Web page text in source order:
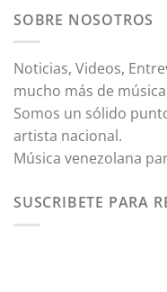
SOBRE NOSOTROS
Noticias, Videos,
mucho más de
Somos un sólido
artista nacional.
Música venezolana
SUSCRIBETE PARA